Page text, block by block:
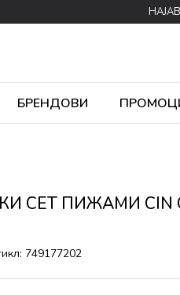
БРЕНДОВИ
СЕТ ПИЖАМИ CIN
749177202